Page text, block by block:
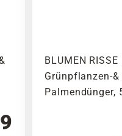
BLUMEN RISSE
Grünpflanzen-&
Palmendünger,